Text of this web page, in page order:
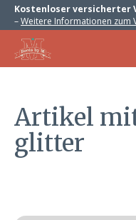
Kostenloser versicherter
–Weitere Informationen zum
Artikel
glitter